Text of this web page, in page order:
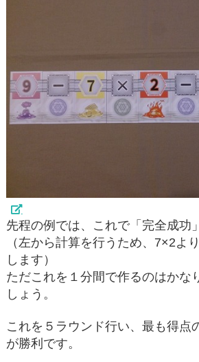
先程の例では、これで「完全成功
（左から計算を行うため、7×2よ
します）
ただこれを１分間で作るのはかな
しょう。
これを５ラウンド行い、最も得点
が勝利です。